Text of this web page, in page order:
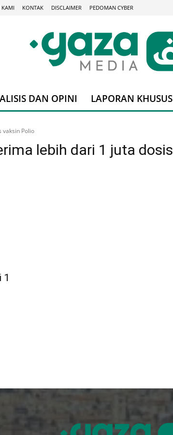
KAMI KONTAK DISCLAIMER PEDOMAN CYBER
DAN OPINI LAPORAN KHUSUS
vaksin Polio
lebih dari 1 juta dosis
1